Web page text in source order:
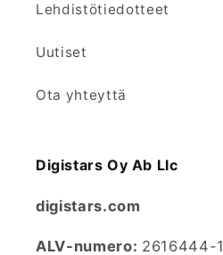
Lehdistötiedotteet
Uutiset
Ota yhteyttä
Digistars Oy Ab Llc
digistars.com
ALV-numero: 2616444-1